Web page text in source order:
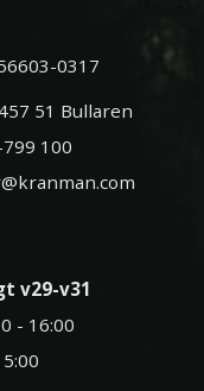
0317
51 Bullaren
100
v29-v31
- 16:00